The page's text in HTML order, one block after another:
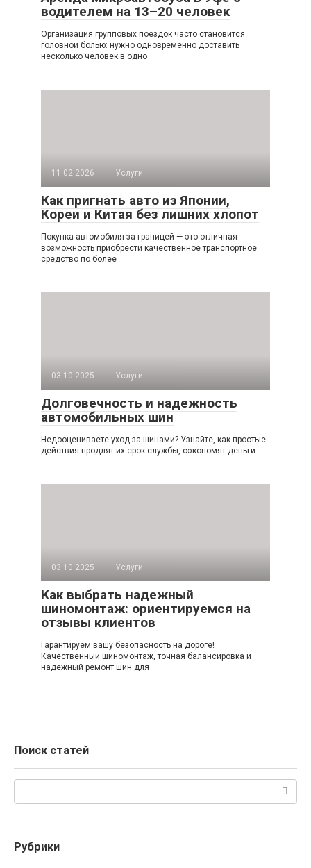
водителем на 13–20 человек
Организация групповых поездок часто становится
головной болью: нужно одновременно доставить
несколько человек в одно
11.02.2026 Услуги
Как пригнать авто из Японии,
Кореи и Китая без лишних хлопот
Покупка автомобиля за границей — это отличная
возможность приобрести качественное транспортное
средство по более
03.10.2025 Услуги
Долговечность и надежность
автомобильных шин
Недооцениваете уход за шинами? Узнайте, как простые
действия продлят их срок службы, сэкономят деньги
03.10.2025 Услуги
Как выбрать надежный
шиномонтаж: ориентируемся на
отзывы клиентов
Гарантируем вашу безопасность на дороге!
Качественный шиномонтаж, точная балансировка и
надежный ремонт шин для
Поиск статей
Рубрики